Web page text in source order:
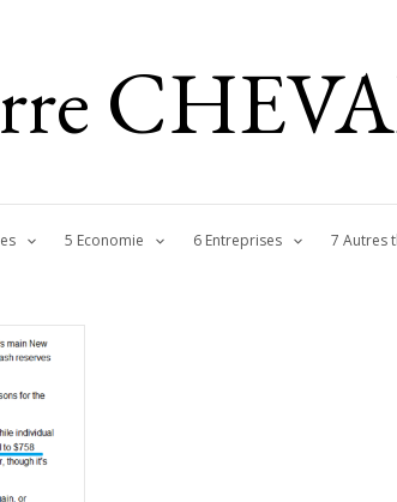
5 Economie 6 Entreprises 7 Autres